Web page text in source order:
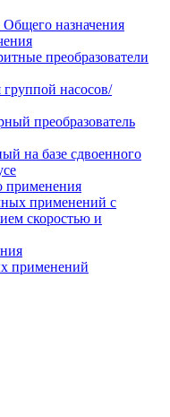
назначения
преобразователи
насосов/
преобразователь
на базе сдвоенного
применения
применений с
скоростью и
применений